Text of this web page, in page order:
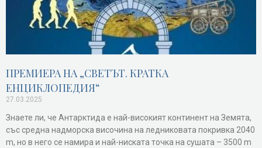
ПРЕМИЕРА НА „СВЕТЪТ. КРАТКА
ЕНЦИКЛОПЕДИЯ“
27.03.2025
Знаете ли, че Антарктида е най-високият континент на Земята,
със средна надморска височина на ледниковата покривка 2040
m, но в него се намира и най-ниската точка на сушата – 3500 m